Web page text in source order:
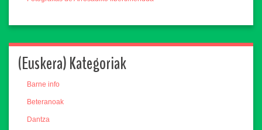
(Euskera) Kategoriak
Barne info
Beteranoak
Dantza